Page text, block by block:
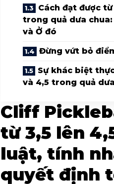
Cách đạt được từ
trong quả dưa chua:
và Ở đó
Đừng vứt bỏ
Sự khác biệt
và 4,5 trong quả
Cliff
từ 3,5 lên
luật, tính
quyết định